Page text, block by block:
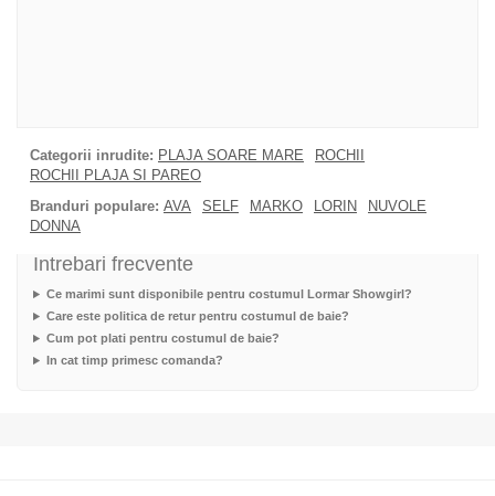
Categorii inrudite: PLAJA SOARE MARE
ROCHII
ROCHII PLAJA SI PAREO
Branduri populare: AVA SELF MARKO LORIN
NUVOLE
DONNA
Intrebari frecvente
Ce marimi sunt disponibile pentru costumul Lormar Showgirl?
Care este politica de retur pentru costumul de baie?
Cum pot plati pentru costumul de baie?
In cat timp primesc comanda?